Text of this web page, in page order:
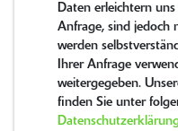
Daten erleichtern
Anfrage, sind jedoch
werden
Ihrer Anfrage
weitergegeben.
finden Sie unter